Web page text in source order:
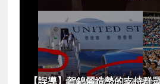
【誤導】賀錦麗造勢的支持群